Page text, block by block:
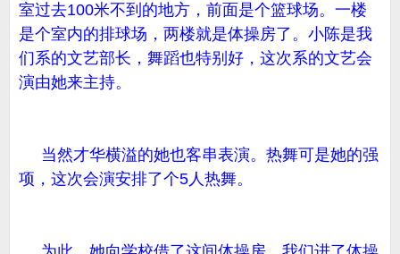
室过去100米不到的地方，前面是个篮球场。一楼
是个室内的排球场，两楼就是体操房了。小陈是我
们系的文艺部长，舞蹈也特别好，这次系的文艺会
演由她来主持。
当然才华横溢的她也客串表演。热舞可是她的强
项，这次会演安排了个5人热舞。